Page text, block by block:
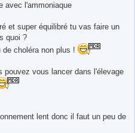
avec l'ammoniaque
et super équilibré tu vas faire un
quoi ?
choléra non plus !
vous lancer dans l'élevage
lent donc il faut un peu de